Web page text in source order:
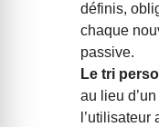
définis,
chaque
passive.
Le tri
au lieu